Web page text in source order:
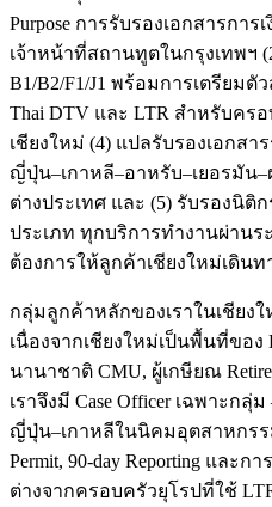
Purpose การรับรองเอกสารกา
เจ้าหน้าที่สถานทูตในกรุงเทพฯ
B1/B2/F1/J1 พร้อมการเตรียม
Thai DTV และ LTR สำหรับคร
เชียงใหม่ (4) แปลรับรองเอกส
ญี่ปุ่น–เกาหลี–อาหรับ–เยอรมัน
ต่างประเทศ และ (5) รับรองนิติ
ประเภท ทุกบริการทำงานผ่านระ
ต้องการให้ลูกค้าเชียงใหม่เดินท
กลุ่มลูกค้าหลักของเราในเชียง
เนื่องจากเชียงใหม่เป็นพื้นที่ของ
นานาชาติ CMU, ผู้เกษียณ
เราจึงมี Case Officer เฉพาะก
ญี่ปุ่น–เกาหลีในนิคมอุตสาหกรรม
Permit, 90-day Reporting และ
ต่างจากครอบครัวยุโรปที่ใช้